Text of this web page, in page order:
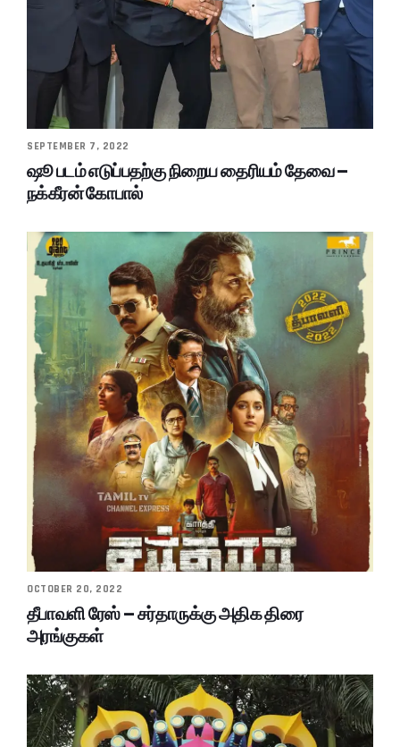
SEPTEMBER 7, 2022
ஷூ படம் எடுப்பதற்கு நிறைய தைரியம் தேவை –
நக்கீரன் கோபால்
OCTOBER 20, 2022
தீபாவளி ரேஸ் – சர்தாருக்கு அதிக திரை
அரங்குகள்